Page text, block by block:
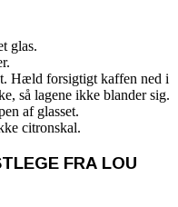
glas.
Hæld forsigtigt kaffen ned i
så lagene ikke blander sig.
af glasset.
citronskal.
FRA LOU